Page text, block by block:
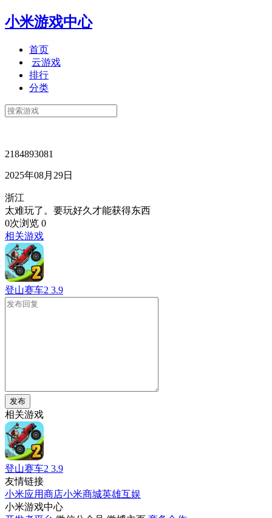
小米游戏中心
首页
云游戏
排行
分类
2184893081
2025年08月29日
浙江
太难玩了。要玩好久才能获得东西
0次浏览 0
相关游戏
登山赛车2 3.9
发布
相关游戏
登山赛车2 3.9
友情链接
小米应用商店小米商城英雄互娱
小米游戏中心